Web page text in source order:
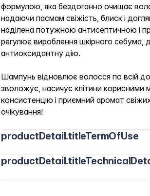
формулою, яка бездоганно очищає
надаючи пасмам свіжість, блиск і
наділена потужною антисептичною і
регулює вироблення шкірного
антиоксидантну дію.
Шампунь відновлює волосся по всій
зволожує, насичує клітини корисними
консистенцію і приємний аромат
очікування!
productDetail.titleTermOfUse